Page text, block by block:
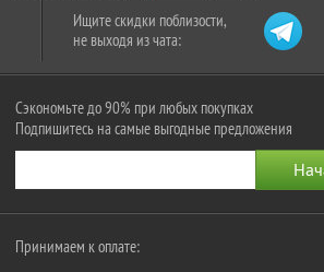
Ищите скидки поблизости,
не выходя из чата:
Сэкономьте до 90% при любых покупках
Подпишитесь на самые выгодные предложения
Принимаем к оплате: